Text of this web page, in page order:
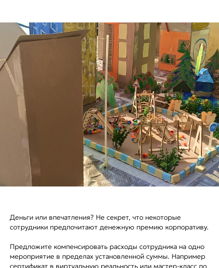
Деньги или впечатления? Не секрет, что некоторые
сотрудники предпочитают денежную премию корпоративу.
Предложите компенсировать расходы сотрудника на одно
мероприятие в пределах установленной суммы. Например
сертификат в виртуальную реальность или мастер-класс по